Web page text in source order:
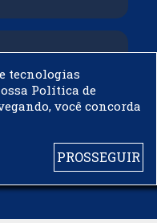
mistura de
tecnologias
Política de
você concorda
PROSSEGUIR